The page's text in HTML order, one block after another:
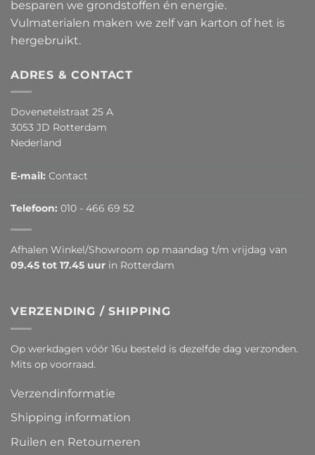
besparen we grondstoffen én energie.
Vulmaterialen maken we zelf van karton of het is
hergebruikt.
ADRES & CONTACT
Dovenetelstraat 25 A
3053 JD Rotterdam
Nederland
E-mail: Contact
Telefoon: 010 - 466 69 52
Afhalen Winkel/Showroom op maandag t/m vrijdag van
09.45 tot 17.45 uur in Rotterdam
VERZENDING / SHIPPING
Op werkdagen vóór 16u besteld is dezelfde dag verzonden.
Mits op voorraad.
Verzendinformatie
Shipping information
Ruilen en Retourneren